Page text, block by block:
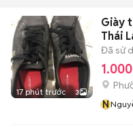
17 phút trước 3
Giày
Thái
Đã sử
N